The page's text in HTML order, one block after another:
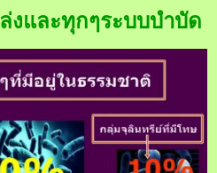
งและทุกๆระบบบำบัด